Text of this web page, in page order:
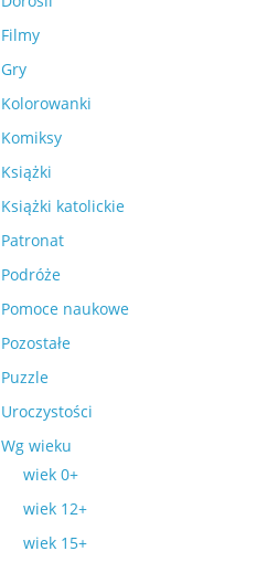
Filmy
Gry
Kolorowanki
Komiksy
Książki
Książki katolickie
Patronat
Podróże
Pomoce naukowe
Pozostałe
Puzzle
Uroczystości
Wg wieku
wiek 0+
wiek 12+
wiek 15+